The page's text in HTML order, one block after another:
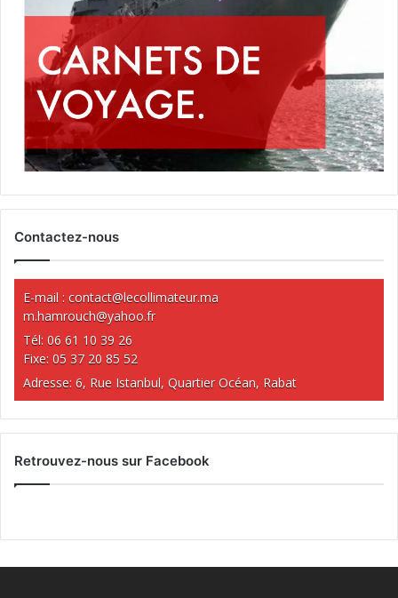
Contactez-nous
E-mail : contact@lecollimateur.ma
m.hamrouch@yahoo.fr
Tél: 06 61 10 39 26
Fixe: 05 37 20 85 52
Adresse: 6, Rue Istanbul, Quartier Océan, Rabat
Retrouvez-nous sur Facebook